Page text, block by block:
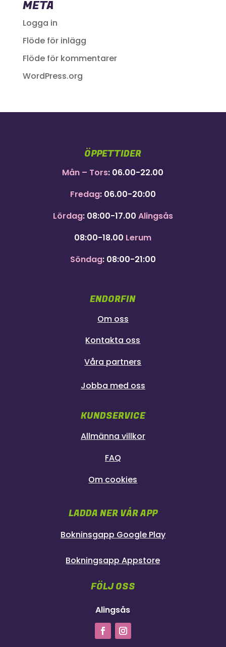
META
Logga in
Flöde för inlägg
Flöde för kommentarer
WordPress.org
ÖPPETTIDER
Mån – Tors: 06.00-22.00
Fredag: 06.00-20:00
Lördag: 08:00-17.00 Alingsås
08:00-18.00 Lerum
Söndag: 08:00-21:00
ENDORFIN
Om oss
Kontakta oss
Våra partners
Jobba med oss
KUNDSERVICE
Allmänna villkor
FAQ
Om cookies
LADDA NER VÅR APP
Bokninsgapp Google Play
Bokningsapp Appstore
FÖLJ OSS
Alingsås